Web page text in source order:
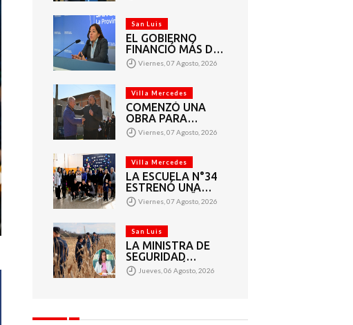
San Luis
EL GOBIERNO
FINANCIÓ MÁS DE
1.440 PROYECTOS
SOCIALES A 2.200
TODA LA
PROVINCIA
Viernes, 07 Agosto, 2026
Villa Mercedes
COMENZÓ UNA
OBRA PARA
AMPLIAR LAS
REDES DE AGUA
CLOACAS EN VILLA
MERCEDES
Viernes, 07 Agosto, 2026
Villa Mercedes
LA ESCUELA N°34
ESTRENÓ UNA
SALA DE 3 AÑOS Y
LAS OBRAS QUE
COMPLETAR EL
CICLO
SECUNDARIO
Viernes, 07 Agosto, 2026
San Luis
LA MINISTRA DE
SEGURIDAD
AGRADECIÓ EL
TRABAJO DE MÁS
Jueves, 06 Agosto, 2026